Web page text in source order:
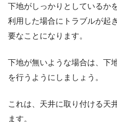
下地がしっかりとしているか
利用した場合にトラブルが起
要なことになります。
下地が無いような場合は、下
を行うようにしましょう。
これは、天井に取り付ける天
ます。